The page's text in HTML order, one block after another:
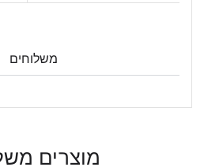
משלוחים
מוצרים